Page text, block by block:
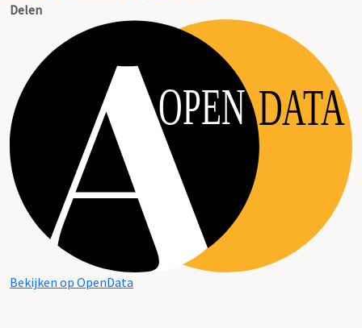
Delen
OPEN DATA
Bekijken op OpenData